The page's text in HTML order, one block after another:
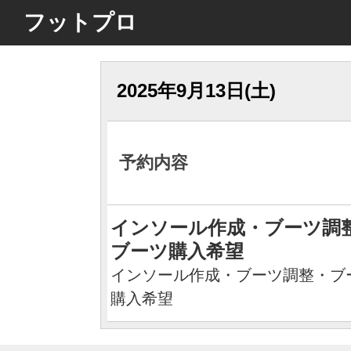
フットプロ
2025年9月13日(土)
予約内容
インソール作成・ブーツ調
ブーツ購入希望
インソール作成・ブーツ調整・ブ
購入希望